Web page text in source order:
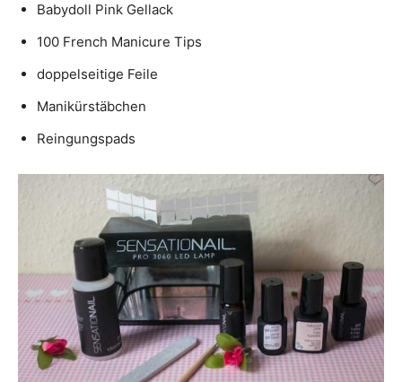
Babydoll Pink Gellack
100 French Manicure Tips
doppelseitige Feile
Manikürstäbchen
Reingungspads